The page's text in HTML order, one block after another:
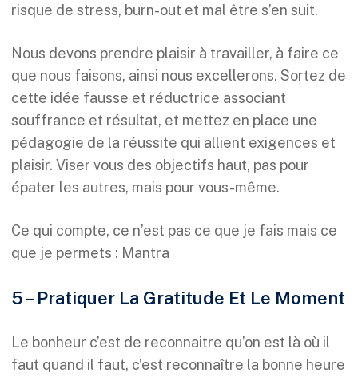
risque de stress, burn-out et mal être s’en suit.
Nous devons prendre plaisir à travailler, à faire ce
que nous faisons, ainsi nous excellerons. Sortez de
cette idée fausse et réductrice associant
souffrance et résultat, et mettez en place une
pédagogie de la réussite qui allient exigences et
plaisir. Viser vous des objectifs haut, pas pour
épater les autres, mais pour vous-même.
Ce qui compte, ce n’est pas ce que je fais mais ce
que je permets : Mantra
5 – Pratiquer La Gratitude Et Le Moment
Le bonheur c’est de reconnaitre qu’on est là où il
faut quand il faut, c’est reconnaître la bonne heure